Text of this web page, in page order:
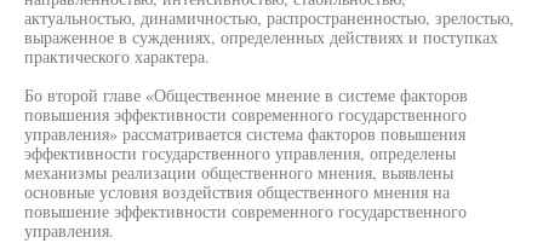
актуальностью, динамичностью, распространенностью, зрелостью,
выраженное в суждениях, определенных действиях и поступках
практического характера.
Бо второй главе «Общественное мнение в системе факторов
повышения эффективности современного государственного
управления» рассматривается система факторов повышения
эффективности государственного управления, определены
механизмы реализации общественного мнения, выявлены
основные условия воздействия общественного мнения на
повышение эффективности современного государственного
управления.